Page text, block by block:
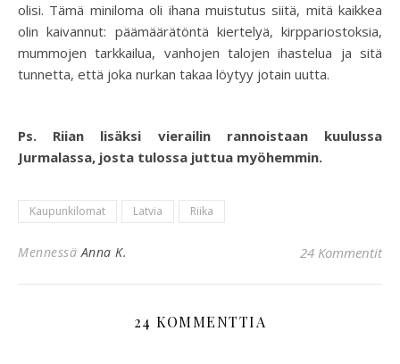
olisi. Tämä miniloma oli ihana muistutus siitä, mitä kaikkea
olin kaivannut: päämäärätöntä kiertelyä, kirppariostoksia,
mummojen tarkkailua, vanhojen talojen ihastelua ja sitä
tunnetta, että joka nurkan takaa löytyy jotain uutta.
Ps. Riian lisäksi vierailin rannoistaan kuulussa
Jurmalassa, josta tulossa juttua myöhemmin.
Kaupunkilomat Latvia Riika
MennessäAnna K. 24 Kommentit
24 KOMMENTTIA